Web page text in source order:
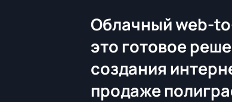
Облачный web-
это готовое
создания
продаже